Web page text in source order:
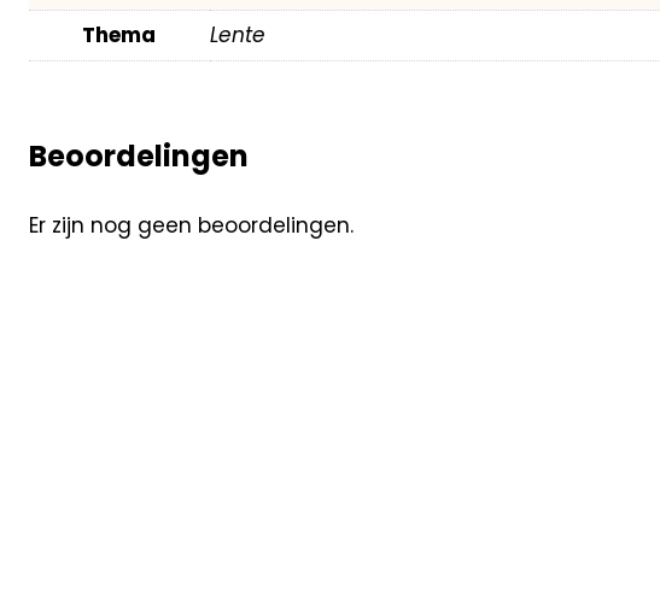
Thema
Lente
Beoordelingen
Er zijn nog geen beoordelingen.